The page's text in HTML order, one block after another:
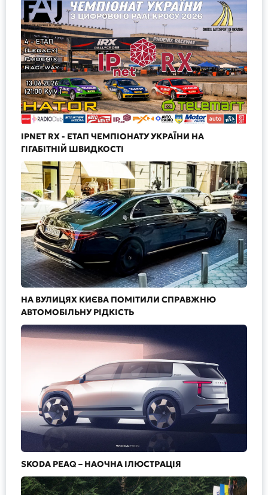
IPNET RX - ЕТАП ЧЕМПІОНАТУ УКРАЇНИ НА
ГІГАБІТНІЙ ШВИДКОСТІ
НА ВУЛИЦЯХ КИЄВА ПОМІТИЛИ СПРАВЖНЮ
АВТОМОБІЛЬНУ РІДКІСТЬ
SKODA PEAQ – НАОЧНА ІЛЮСТРАЦІЯ